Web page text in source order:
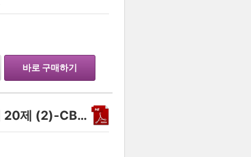
바로 구매하기
상위권영어, 경찰대 어휘문제 20제 (2)-CBenglish